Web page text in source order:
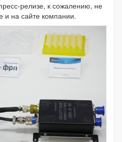
релизе, к сожалению, не
и на сайте компании.